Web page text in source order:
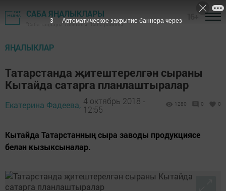
САБА ЯҢАЛЫКЛАРЫ
"Саба таңнары" газетасы - Саба районы
ЯҢАЛЫКЛАР
Татарстанда җитештерелгән сыраны
Кытайда сатарга планлаштыралар
Екатерина Фадеева, 4 октябрь 2018 -
12:55
1280 0 0
Кытайда Татарстанның сыра заводы продукциясе
белән кызыксыналар.
2 Автоматическое закрытие баннера через